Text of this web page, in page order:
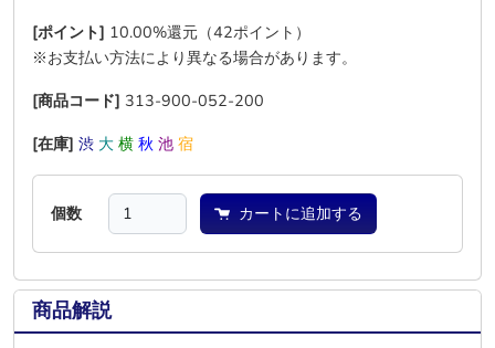
[ポイント] 10.00%還元（42ポイント）
※お支払い方法により異なる場合があります。
[商品コード] 313-900-052-200
[在庫] 渋 大 横 秋 池 宿
個数 カートに追加する
商品解説